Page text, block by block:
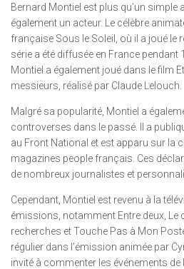
Bernard Montiel est plus qu’un simple
également un acteur. Le célèbre
française Sous le Soleil, où il a joué le
série a été diffusée en France pendant
Montiel a également joué dans le film
messieurs, réalisé par Claude Lelouch.
Malgré sa popularité, Montiel a
controverses dans le passé. Il a
au Front National et est apparu sur la
magazines people français. Ces
de nombreux journalistes et
Cependant, Montiel est revenu à la
émissions, notamment Entre deux, Le
recherches et Touche Pas à Mon
régulier dans l’émission animée par
invité à commenter les événements de